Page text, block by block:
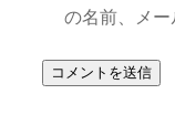
の名前、メー